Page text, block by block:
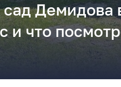
сад Демидова
и что